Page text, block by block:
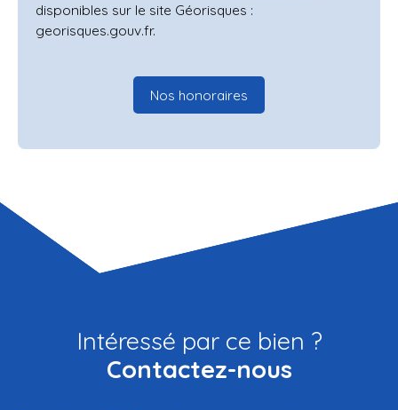
disponibles sur le site Géorisques :
georisques.gouv.fr.
Nos honoraires
Intéressé par ce bien ?
Contactez-nous